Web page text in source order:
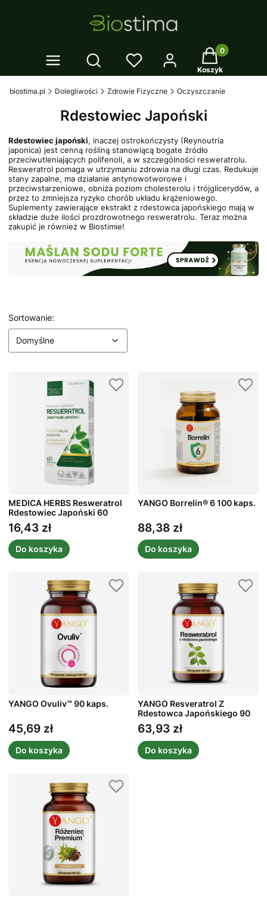
Otwórz wyszukiwarkę Twój koszyk:
Koszyk
biostima.pl Dolegliwości Zdrowie Fizyczne Oczyszczanie
Rdestowiec Japoński
Rdestowiec japoński, inaczej ostrokończysty (Reynoutria
japonica) jest cenną rośliną stanowiącą bogate źródło
przeciwutleniających polifenoli, a w szczególności resweratrolu.
Resweratrol pomaga w utrzymaniu zdrowia na długi czas. Redukuje
stany zapalne, ma działanie antynowotworowe i
przeciwstarzeniowe, obniża poziom cholesterolu i trójglicerydów, a
przez to zmniejsza ryzyko chorób układu krążeniowego.
Suplementy zawierające ekstrakt z rdestowca japońskiego mają w
składzie duże ilości prozdrowotnego resweratrolu. Teraz można
zakupić je również w Biostimie!
Lista produktów
Sortowanie:Domyślne
Domyślne
MEDICA HERBS Resweratrol
Rdestowiec Japoński 60
kaps.
Cena
16,43 zł
Do koszyka
YANGO Borrelin® 6 100 kaps.
Cena
88,38 zł
Do koszyka
YANGO Ovuliv™ 90 kaps.
Cena
45,69 zł
Do koszyka
YANGO Resveratrol Z
Rdestowca Japońskiego 90
kaps.
Cena
63,93 zł
Do koszyka